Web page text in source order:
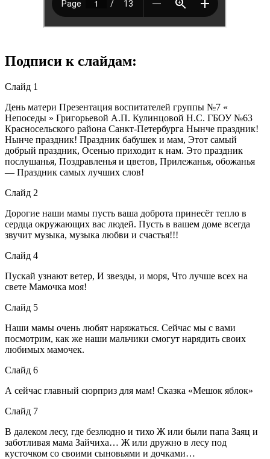
Подписи к слайдам:
Слайд 1
День матери Презентация воспитателей группы №7 «
Непоседы » Григорьевой А.П. Кулинцовой Н.С. ГБОУ №63
Красносельского района Санкт-Петербурга Нынче праздник!
Нынче праздник! Праздник бабушек и мам, Этот самый
добрый праздник, Осенью приходит к нам. Это праздник
послушанья, Поздравленья и цветов, Прилежанья, обожанья
— Праздник самых лучших слов!
Слайд 2
Дорогие наши мамы пусть ваша доброта принесёт тепло в
сердца окружающих вас людей. Пусть в вашем доме всегда
звучит музыка, музыка любви и счастья!!!
Слайд 4
Пускай узнают ветер, И звезды, и моря, Что лучше всех на
свете Мамочка моя!
Слайд 5
Наши мамы очень любят наряжаться. Сейчас мы с вами
посмотрим, как же наши мальчики смогут нарядить своих
любимых мамочек.
Слайд 6
А сейчас главный сюрприз для мам! Сказка «Мешок яблок»
Слайд 7
В далеком лесу, где безлюдно и тихо Ж или были папа Заяц и
заботливая мама Зайчиха… Ж или дружно в лесу под
кусточком со своими сыновьями и дочками…